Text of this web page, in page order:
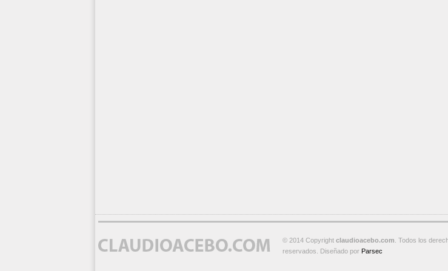
© 2014 Copyright claudioacebo.com . Todos los
reservados. Diseñado por Parsec